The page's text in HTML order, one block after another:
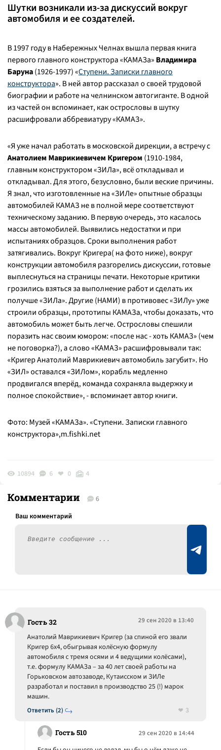
Шутки возникали из-за дискуссий вокруг
автомобиля и ее создателей.
В 1997 году в Набережных Челнах вышла первая книга
первого главного конструктора «КАМАЗа» Владимира
Баруна(1926-1997) «Ступени. Записки главного
конструктора». В ней автор рассказал о своей трудовой
биографии и работе на челнинском автогиганте. В одной
из частей он вспоминает, как острословы в шутку
расшифровали аббревиатуру «КАМАЗ».
«Я уже начал работать в московской дирекции, а встречу с
Анатолием Маврикиевичем Кригером (1910-1984,
главным конструктором «ЗИЛа», всё откладывал и
откладывал. Для этого, безусловно, были веские причины.
Я знал, что изготовленные на «ЗИЛе» опытные образцы
автомобилей КАМАЗ не в полной мере соответствуют
техническому заданию. В первую очередь, это касалось
массы автомобилей. Выявились недостатки и при
испытаниях образцов. Сроки выполнения работ
затягивались. Вокруг Кригера( на фото ниже), вокруг
конструкции автомобиля разгорелись дискуссии, готовые
выплеснуться на страницы печати. Некоторые критики
грозились взяться за выполнение работ и сделать их
получше «ЗИЛа». Другие (НАМИ) в противовес «ЗИЛу» уже
строили образцы, прототипы КАМАЗа, чтобы доказать, что
автомобиль может быть легче. Острословы спешили
поразить нас своим юмором: «после нас - хоть КАМАЗ» (чем
не поговорка?), а слово «КАМАЗ» расшифровывали так:
«Кригер Анатолий Маврикиевич автомобиль загубит». Но
«ЗИЛ» оставался «ЗИЛом», корабль медленно
продвигался вперёд, команда сохраняла выдержку и
полное спокойствие», - вспоминает автор книги.
Фото: Музей «КАМАЗа». «Ступени. Записки главного
конструктора»,m.fishki.net
10894 6 0 4
Комментарии 6
Гость 32 29 сен 2020 в 13:40
Ответить (2)
Анатолий Маврикиевич Кригер (за спиной его звали
Кригер 6х4, обыгрывая колёсную формулу
автомобиля с тремя осями и 4 ведущими колёсами),
т.е. формулу КАМАЗа – за 40 лет своей работы на
Горьковском автозаводе, Кутаисском и ЗИЛе
разработал и поставил в производство 25 (!) марок
машин.
3
Гость 510 29 сен 2020 в 14:44